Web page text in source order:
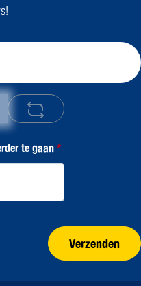
te gaan*
Verzenden